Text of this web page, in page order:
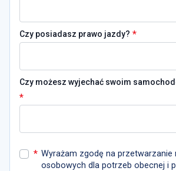
Czy posiadasz prawo jazdy? *
Czy możesz wyjechać swoim
*
* Wyrażam zgodę na przetwarzanie
osobowych dla potrzeb obecnej i